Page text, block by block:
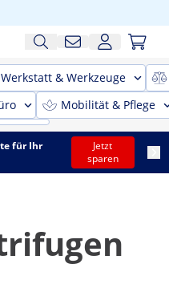
Werkstatt & Werkzeuge
Mobilität & Pflege
für Ihr
Jetzt
sparen